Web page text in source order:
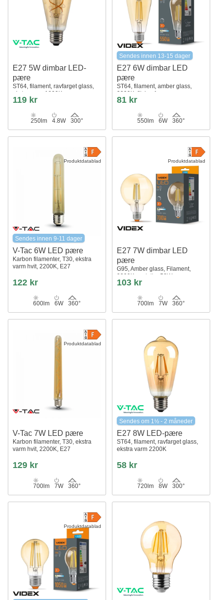
E27 5W dimbar LED-
pære
ST64, filament, ravfarget glass,
ekstra varm 1800K
119 kr
250lm 4.8W 300°
Sendes innen 13-15 dager
E27 6W dimbar LED
pære
ST64, filament, amber glass,
2200K, flicker free
81 kr
550lm 6W 360°
Produktdatablad
Sendes innen 9-11 dager
V-Tac 6W LED pære
Karbon filamenter, T30, ekstra
varm hvit, 2200K, E27
122 kr
600lm 6W 360°
Produktdatablad
E27 7W dimbar LED
pære
G95, Amber glass, Filament,
2200K, erstatter 53W
103 kr
700lm 7W 360°
Produktdatablad
V-Tac 7W LED pære
Karbon filamenter, T30, ekstra
varm hvit, 2200K, E27
129 kr
700lm 7W 360°
Sendes om 1½ - 2 måneder
E27 8W LED-pære
ST64, filament, ravfarget glass,
ekstra varm 2200K
58 kr
720lm 8W 300°
Produktdatablad